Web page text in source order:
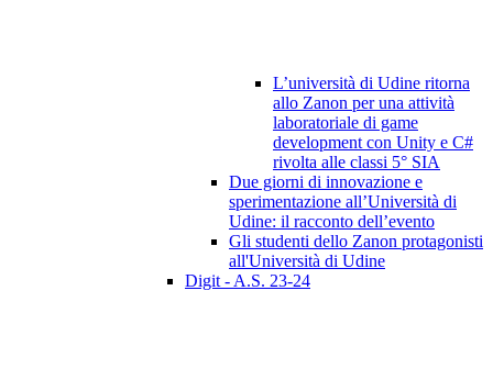
L’università di Udine ritorna
allo Zanon per una attività
laboratoriale di game
development con Unity e C#
rivolta alle classi 5° SIA
Due giorni di innovazione e
sperimentazione all’Università di
Udine: il racconto dell’evento
Gli studenti dello Zanon protagonisti
all'Università di Udine
Digit - A.S. 23-24